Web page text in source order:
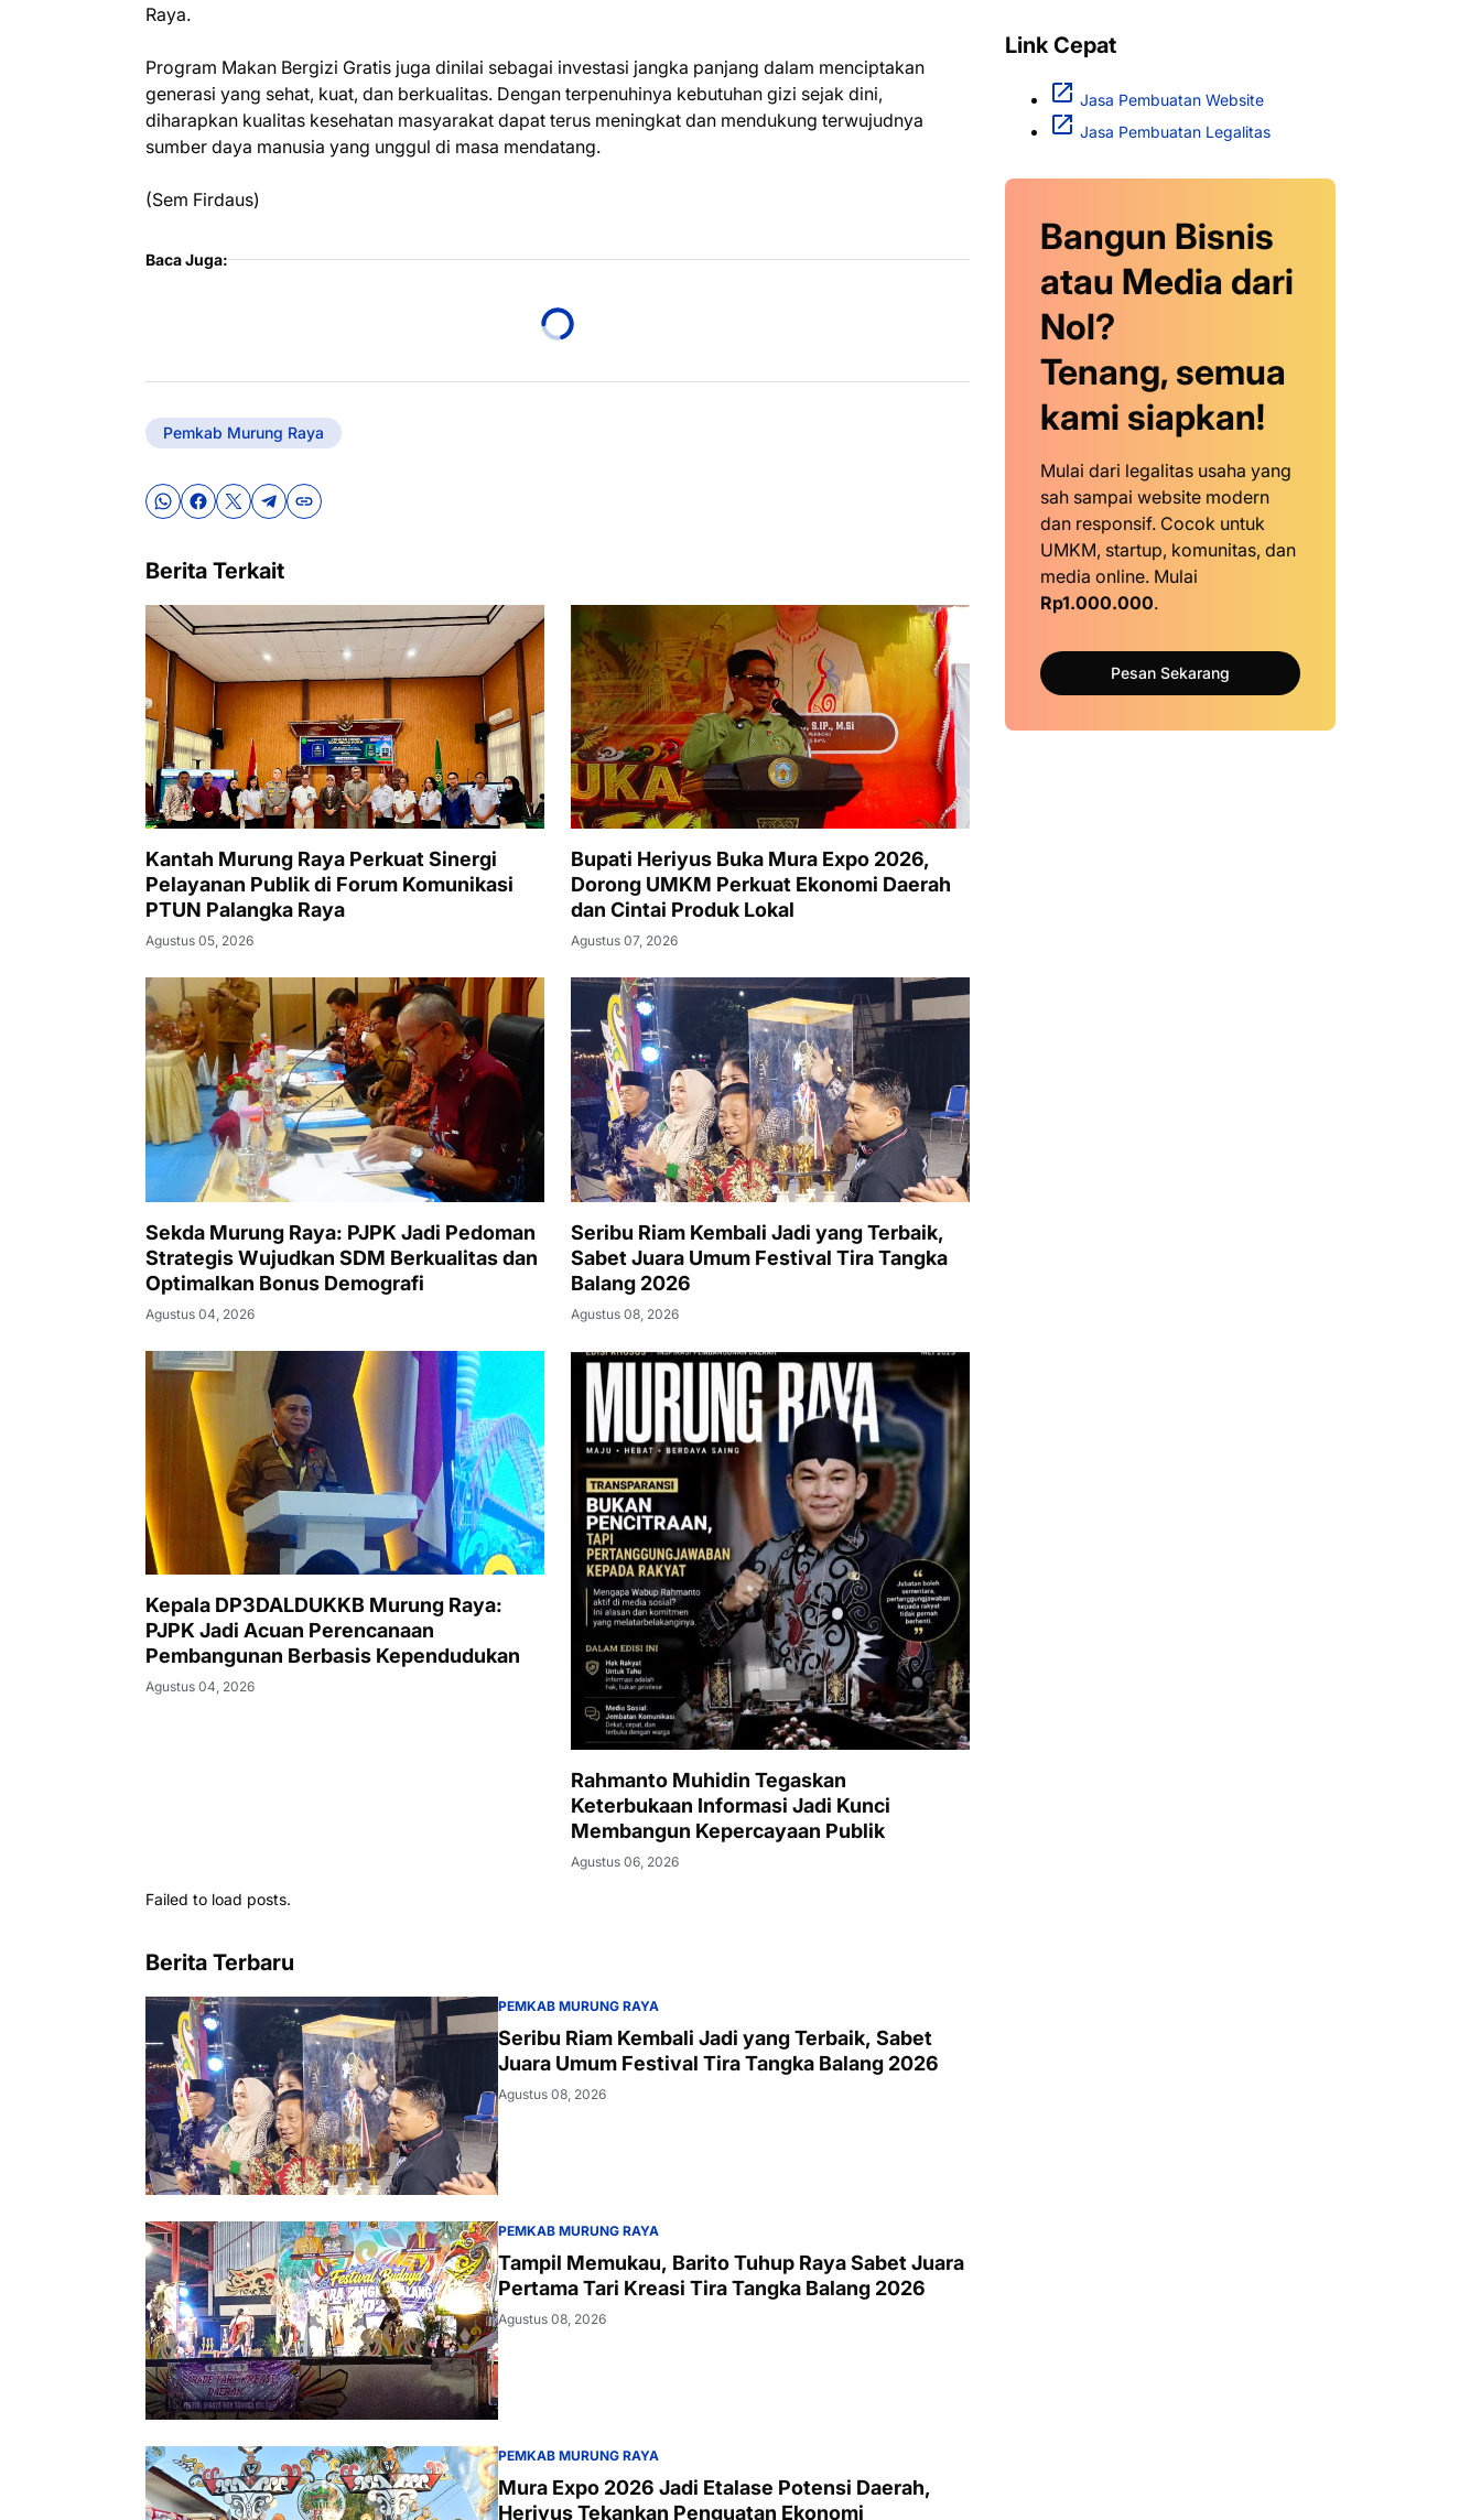
Raya.
Program Makan Bergizi Gratis juga dinilai sebagai investasi jangka panjang dalam menciptakan
generasi yang sehat, kuat, dan berkualitas. Dengan terpenuhinya kebutuhan gizi sejak dini,
diharapkan kualitas kesehatan masyarakat dapat terus meningkat dan mendukung terwujudnya
sumber daya manusia yang unggul di masa mendatang.
(Sem Firdaus)
Baca Juga:
Pemkab Murung Raya
Berita Terkait
Kantah Murung Raya Perkuat Sinergi
Pelayanan Publik di Forum Komunikasi
PTUN Palangka Raya
Agustus 05, 2026
Bupati Heriyus Buka Mura Expo 2026,
Dorong UMKM Perkuat Ekonomi Daerah
dan Cintai Produk Lokal
Agustus 07, 2026
Sekda Murung Raya: PJPK Jadi Pedoman
Strategis Wujudkan SDM Berkualitas dan
Optimalkan Bonus Demografi
Agustus 04, 2026
Seribu Riam Kembali Jadi yang Terbaik,
Sabet Juara Umum Festival Tira Tangka
Balang 2026
Agustus 08, 2026
Kepala DP3DALDUKKB Murung Raya:
PJPK Jadi Acuan Perencanaan
Pembangunan Berbasis Kependudukan
Agustus 04, 2026
Rahmanto Muhidin Tegaskan
Keterbukaan Informasi Jadi Kunci
Membangun Kepercayaan Publik
Agustus 06, 2026
Failed to load posts.
Berita Terbaru
PEMKAB MURUNG RAYA
Seribu Riam Kembali Jadi yang Terbaik, Sabet
Juara Umum Festival Tira Tangka Balang 2026
Agustus 08, 2026
PEMKAB MURUNG RAYA
Tampil Memukau, Barito Tuhup Raya Sabet Juara
Pertama Tari Kreasi Tira Tangka Balang 2026
Agustus 08, 2026
PEMKAB MURUNG RAYA
Mura Expo 2026 Jadi Etalase Potensi Daerah,
Heriyus Tekankan Penguatan Ekonomi
Link Cepat
Jasa Pembuatan Website
Jasa Pembuatan Legalitas
Bangun Bisnis
atau Media dari
Nol?
Tenang, semua
kami siapkan!
Mulai dari legalitas usaha yang
sah sampai website modern
dan responsif. Cocok untuk
UMKM, startup, komunitas, dan
media online. Mulai
Rp1.000.000.
Pesan Sekarang